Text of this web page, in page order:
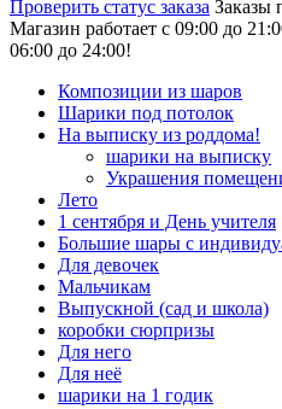
Проверить статус заказа Заказы
Магазин работает с 09:00 до
06:00 до 24:00!
Композиции из шаров
Шарики под потолок
На выписку из роддома!
шарики на выписку
Украшения
Лето
1 сентября и День учителя
Большие шары с
Для девочек
Мальчикам
Выпускной (сад и школа)
коробки сюрпризы
Для него
Для неё
шарики на 1 годик